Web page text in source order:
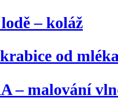
– koláž
od
– malování